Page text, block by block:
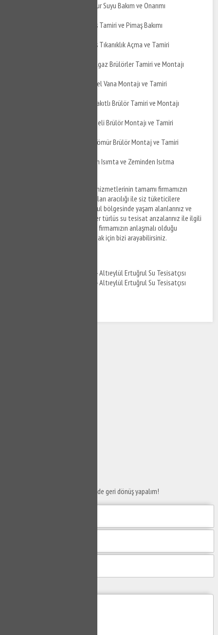
Altıeylül Ertuğrul Yağmur Suyu Bakım ve Onarımı
Altıeylül Ertuğrul Pimaş Tamiri ve Pimaş Bakımı
Altıeylül Ertuğrul Pimaş Tıkanıklık Açma ve Tamiri
Altıeylül Ertuğrul Doğalgaz Brülörler Tamiri ve Montajı
Altıeylül Ertuğrul Küresel Vana Montajı ve Tamiri
Altıeylül Ertuğrul Çift Yakıtlı Brülör Tamiri ve Montajı
Altıeylül Ertuğrul Üflemeli Brülör Montajı ve Tamiri
Altıeylül Ertuğrul Toz Kömür Brülör Montaj ve Tamiri
Altıeylül Ertuğrul Yerden Isımta ve Zeminden Isıtma
hizmetlerinin tamamı firmamızın
anlaşmalı olduğu tesisat firmaları aracılığı ile siz tüketicilere
sunulmaktadır. Altıeylül Ertuğrul bölgesinde yaşam alanlarınız ve
ofislerinizde meydana gelen her türlüs su tesisat arızalarınız ile ilgili
destek taleplerinizi iletmek ve firmamızın anlaşmalı olduğu
ekiplerden tesisat hizmeti almak için bizi arayabilirsiniz.
Taleplerinizi bize iletin en kısa sürede geri dönüş yapalım!